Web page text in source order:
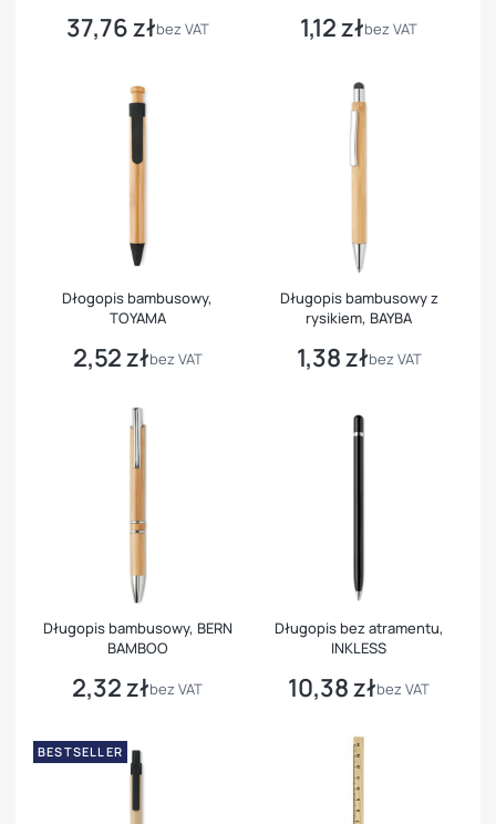
Cena
37,76 złbez VAT Cena
1,12 złbez VAT
Dłogopis bambusowy,
TOYAMA
Cena
2,52 złbez VAT
Długopis bambusowy z
rysikiem, BAYBA
Cena
1,38 złbez VAT
Długopis bambusowy, BERN
BAMBOO
Cena
2,32 złbez VAT
Długopis bez atramentu,
INKLESS
Cena
10,38 złbez VAT
BESTSELLER